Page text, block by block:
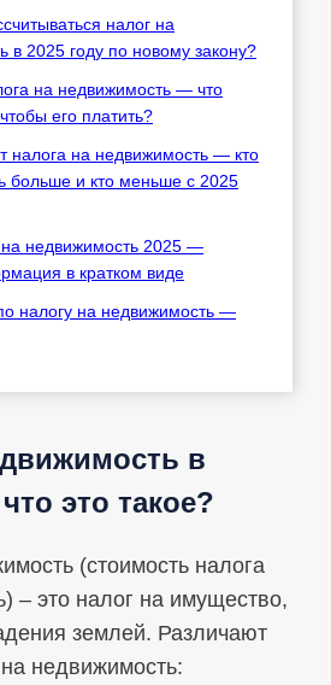
налог на
в 2025 году по новому закону?
на недвижимость — что
его платить?
налога на недвижимость — кто
больше и кто меньше с 2025
недвижимость 2025 —
в кратком виде
налогу на недвижимость —
в
это такое?
(стоимость налога
– это налог на имущество,
землей. Различают
недвижимость: